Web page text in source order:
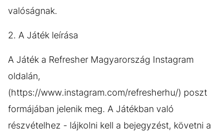
valóságnak.
2. A Játék leírása
A Játék a Refresher Magyarország Instagram
oldalán,
(https://www.instagram.com/refresherhu/) poszt
formájában jelenik meg. A Játékban való
részvételhez - lájkolni kell a bejegyzést, követni a